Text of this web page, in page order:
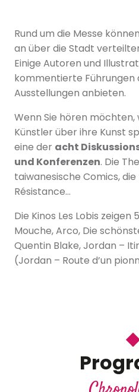
Rund um die Messe
an über die Stadt
Einige Autoren und
kommentierte Führungen
Ausstellungen anbieten.
Wenn Sie hören
Künstler über ihre Kunst
eine der acht
und Konferenzen. Die
taiwanesische Comics,
Résistance…
Die Kinos Les Lobis zeigen
Mouche, Arco, Die
Quentin Blake, Jordan –
(Jordan – Route d’un